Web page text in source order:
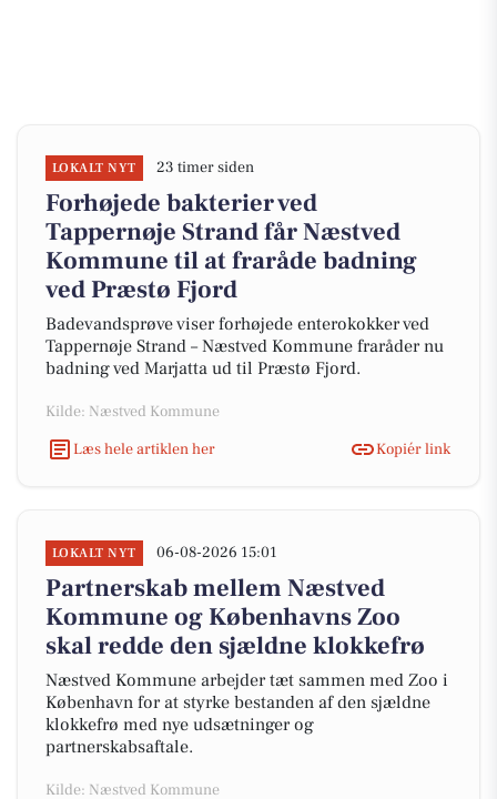
LOKALT NYT 23 timer siden
Forhøjede bakterier ved
Tappernøje Strand får Næstved
Kommune til at fraråde badning
ved Præstø Fjord
Badevandsprøve viser forhøjede enterokokker ved
Tappernøje Strand – Næstved Kommune fraråder nu
badning ved Marjatta ud til Præstø Fjord.
Kilde: Næstved Kommune
Læs hele artiklen her
Kopiér link
LOKALT NYT 06-08-2026 15:01
Partnerskab mellem Næstved
Kommune og Københavns Zoo
skal redde den sjældne klokkefrø
Næstved Kommune arbejder tæt sammen med Zoo i
København for at styrke bestanden af den sjældne
klokkefrø med nye udsætninger og
partnerskabsaftale.
Kilde: Næstved Kommune